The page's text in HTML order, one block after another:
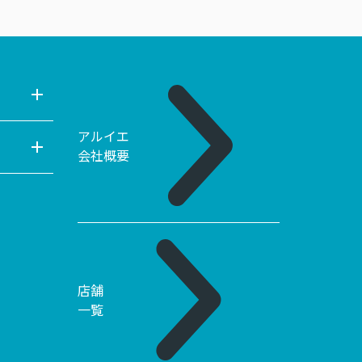
アルイエ
会社概要
店舗
一覧